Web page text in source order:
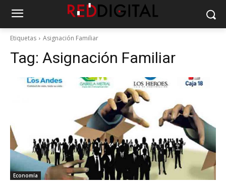
Etiquetas Asignación Familiar
Tag: Asignación Familiar
Economía